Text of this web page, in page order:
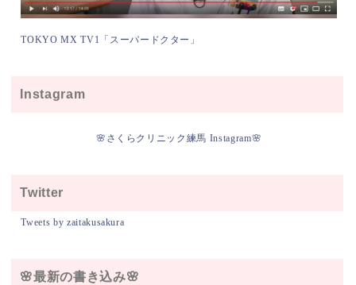
TOKYO MX TV1「スーパードクター」
Instagram
🌸さくらクリニック練馬 Instagram🌸
Twitter
Tweets by zaitakusakura
🌸最新の書き込み🌸